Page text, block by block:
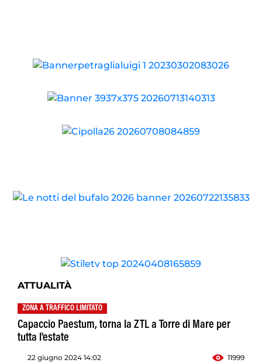
ATTUALITÀ
ZONA A TRAFFICO LIMITATO
Capaccio Paestum, torna la ZTL a Torre di Mare per
tutta l'estate
22 giugno 2024 14:02 11999